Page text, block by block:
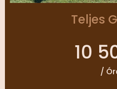
Teljes
10
/